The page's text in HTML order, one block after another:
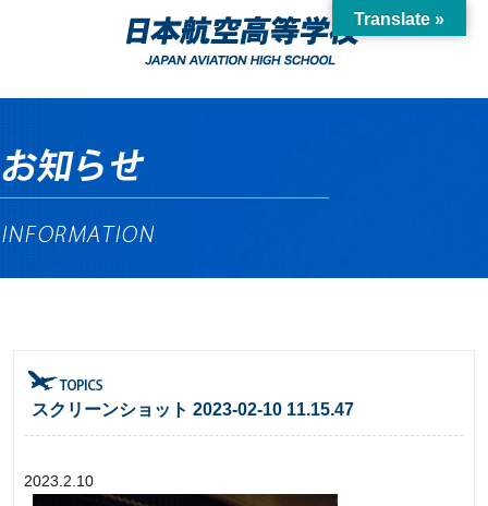
スクリーンショット 2023-02-10 11.15.47
2023.2.10
Translate »